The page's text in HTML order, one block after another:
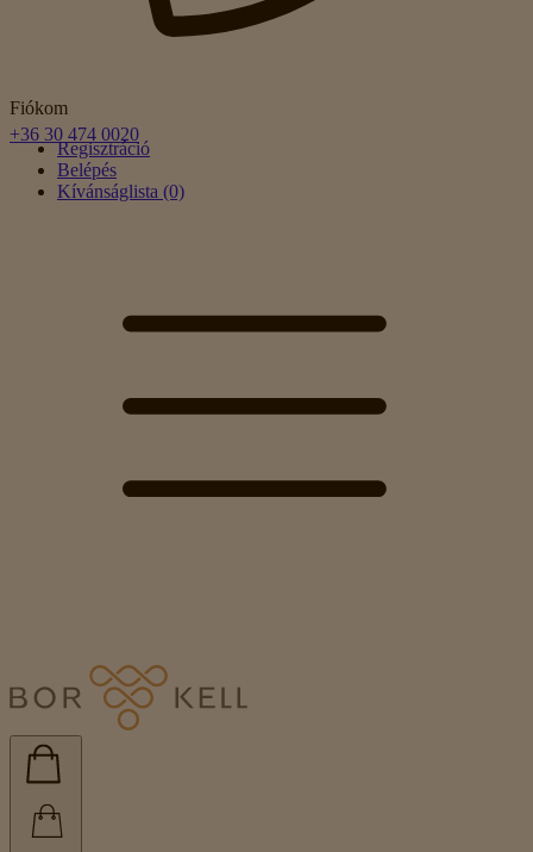
Fiókom
Regisztráció
Belépés
Kívánságlista (0)
+36 30 474 0020